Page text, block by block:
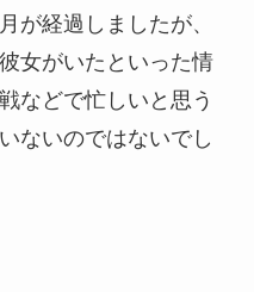
が経過しましたが、
女がいたといった情
などで忙しいと思う
ないのではないでし